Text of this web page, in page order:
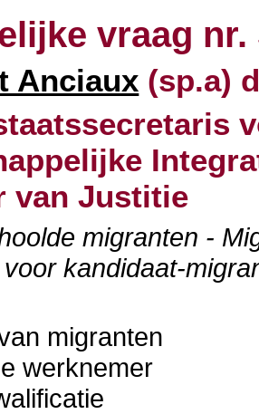
vraag nr.
Anciaux (sp.a)
van Justitie
migranten -
kandidaat-
migranten
werknemer